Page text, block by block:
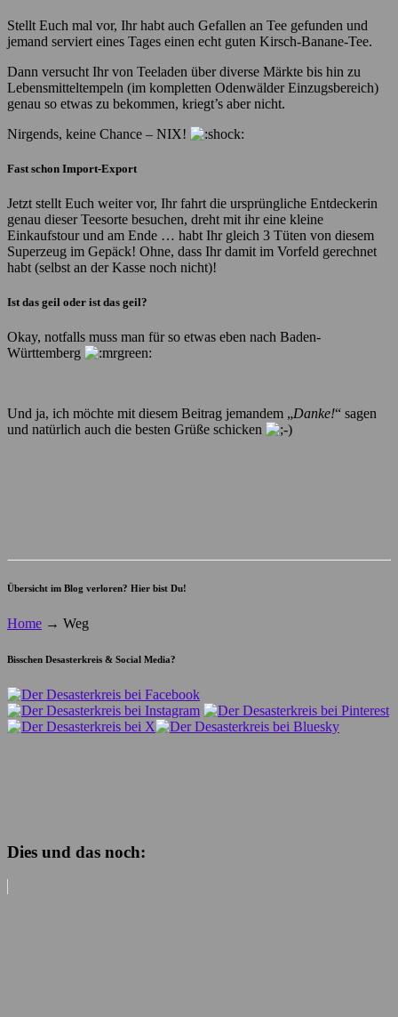
Stellt Euch mal vor, Ihr habt auch Gefallen an Tee gefunden und
jemand serviert eines Tages einen echt guten Kirsch-Banane-Tee.
Dann versucht Ihr von Teeladen über diverse Märkte bis hin zu
Lebensmitteltempeln (im kompletten Odenwälder Einzugsbereich)
genau so etwas zu bekommen, kriegt’s aber nicht.
Nirgends, keine Chance – NIX!
Fast schon Import-Export
Jetzt stellt Euch weiter vor, Ihr fahrt die ursprüngliche Entdeckerin
genau dieser Teesorte besuchen, dreht mit ihr eine kleine
Einkaufstour und am Ende … habt Ihr gleich 3 Tüten von diesem
Superzeug im Gepäck! Ohne, dass Ihr damit im Vorfeld gerechnet
habt (selbst an der Kasse noch nicht)!
Ist das geil oder ist das geil?
Okay, notfalls muss man für so etwas eben nach Baden-
Württemberg
Und ja, ich möchte mit diesem Beitrag jemandem „Danke!“ sagen
und natürlich auch die besten Grüße schicken
Übersicht im Blog verloren? Hier bist Du!
Home → Weg
Bisschen Desasterkreis & Social Media?
Dies und das noch: